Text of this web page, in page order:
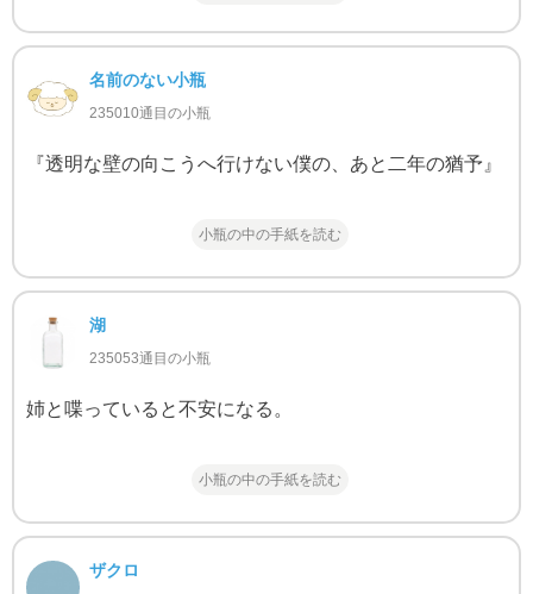
名前のない小瓶
235010通目の小瓶
『透明な壁の向こうへ行けない僕の、あと二年の猶予』
小瓶の中の手紙を読む
湖
235053通目の小瓶
姉と喋っていると不安になる。
小瓶の中の手紙を読む
ザクロ